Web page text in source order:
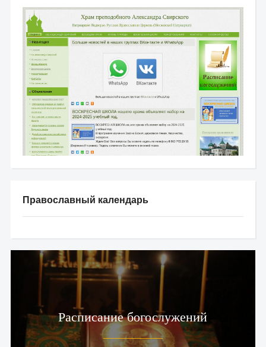
Православный календарь
Расписание богослужений